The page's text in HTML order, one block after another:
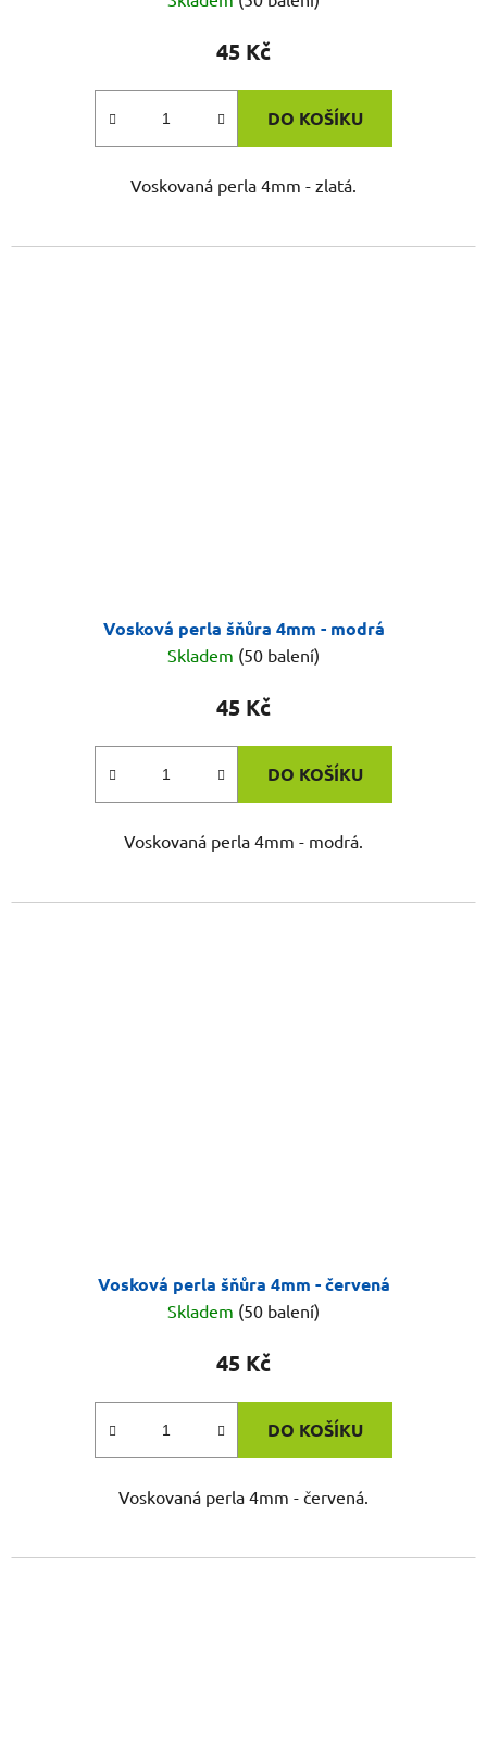
45 Kč
DO KOŠÍKU
Voskovaná perla 4mm - zlatá.
Vosková perla šňůra 4mm - modrá
Skladem (50 balení)
45 Kč
DO KOŠÍKU
Voskovaná perla 4mm - modrá.
Vosková perla šňůra 4mm - červená
Skladem (50 balení)
45 Kč
DO KOŠÍKU
Voskovaná perla 4mm - červená.